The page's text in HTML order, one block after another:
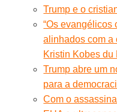
Trump e o
“Os evangélicos
alinhados com a
Kristin Kobes du
Trump abre um
para a
Com o